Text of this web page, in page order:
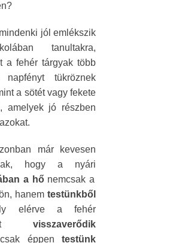
jól emlékszik
tanultakra,
a fehér tárgyak több
tükröznek
a sötét vagy fekete
amelyek jó részben
már kevesen
hogy a nyári
a hőnemcsak a
hanem testünkből
elérve a fehér
visszaverődik
éppen testünk